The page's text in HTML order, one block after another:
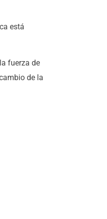
está
fuerza de
de la